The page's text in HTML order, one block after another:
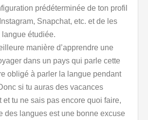
prédéterminée de ton profil
Snapchat, etc. et de les
étudiée.
manière d’apprendre une
dans un pays qui parle cette
obligé à parler la langue pendant
si tu auras des vacances
et tu ne sais pas encore quoi faire,
des langues est une bonne excuse